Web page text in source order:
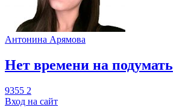
Антонина Арямова
​Нет времени на подумать
9355 2
Вход на сайт